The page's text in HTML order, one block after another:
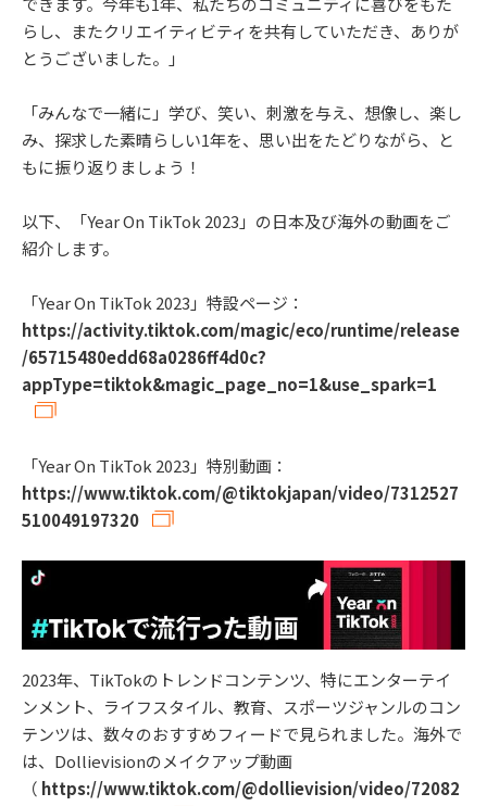
らし、またクリエイティビティを共有していただき、ありが
とうございました。」
「みんなで一緒に」学び、笑い、刺激を与え、想像し、楽し
み、探求した素晴らしい1年を、思い出をたどりながら、と
もに振り返りましょう！
以下、「Year On TikTok 2023」の日本及び海外の動画をご
紹介します。
「Year On TikTok 2023」特設ページ：
https://activity.tiktok.com/magic/eco/runtime/release
/65715480edd68a0286ff4d0c?
appType=tiktok&magic_page_no=1&use_spark=1
「Year On TikTok 2023」特別動画：
https://www.tiktok.com/@tiktokjapan/video/7312527
510049197320
2023年、TikTokのトレンドコンテンツ、特にエンターテイ
ンメント、ライフスタイル、教育、スポーツジャンルのコン
テンツは、数々のおすすめフィードで見られました。海外で
は、Dollievisionのメイクアップ動画
（ https://www.tiktok.com/@dollievision/video/72082